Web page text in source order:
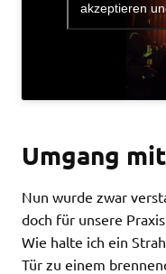
akzeptieren
Umgang
Nun wurde zwar
doch für unsere
Wie halte ich ein
Tür zu einem